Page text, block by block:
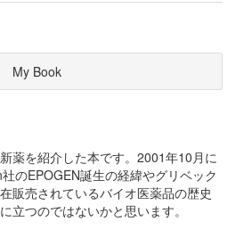
My Book
薬を紹介した本です。2001年10月に
のEPOGEN誕生の経緯やグリベック
販売されているバイオ医薬品の歴史
立つのではないかと思います。